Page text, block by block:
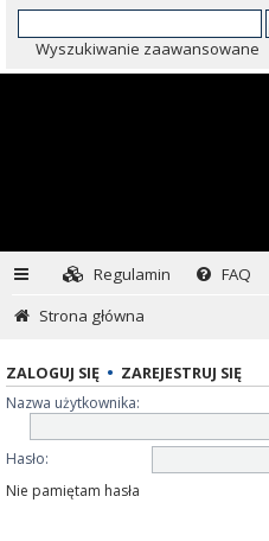
Wyszukiwanie zaawansowane
Regulamin
FAQ
Strona główna
ZALOGUJ SIĘ • ZAREJESTRUJ SIĘ
Nazwa użytkownika:
Hasło:
Nie pamiętam hasła